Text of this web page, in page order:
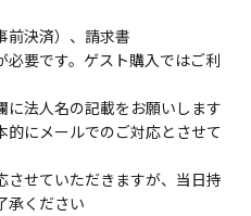
前決済）、請求書
要です。ゲスト購入ではご利
法人名の記載をお願いします
にメールでのご対応とさせて
せていただきますが、当日持
承ください